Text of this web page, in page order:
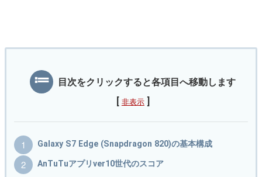
目次をクリックすると各項目へ移動します
非表示
Galaxy S7 Edge (Snapdragon 820)の基本構成
AnTuTuアプリver10世代のスコア